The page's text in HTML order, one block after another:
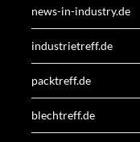
news-in-industry.de
industrietreff.de
packtreff.de
blechtreff.de